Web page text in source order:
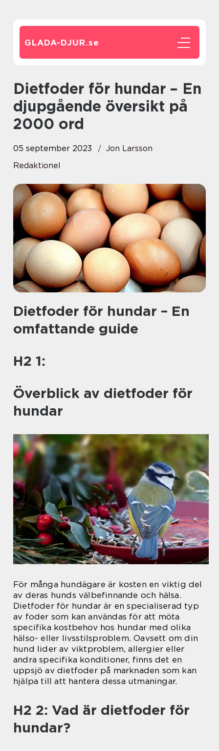
GLADA-DJUR.se
Dietfoder för hundar – En
djupgående översikt på
2000 ord
05 september 2023
Jon Larsson
Redaktionel
Dietfoder för hundar – En
omfattande guide
H2 1:
Överblick av dietfoder för
hundar
För många hundägare är kosten en viktig del
av deras hunds välbefinnande och hälsa.
Dietfoder för hundar är en specialiserad typ
av foder som kan användas för att möta
specifika kostbehov hos hundar med olika
hälso- eller livsstilsproblem. Oavsett om din
hund lider av viktproblem, allergier eller
andra specifika konditioner, finns det en
uppsjö av dietfoder på marknaden som kan
hjälpa till att hantera dessa utmaningar.
H2 2: Vad är dietfoder för
hundar?